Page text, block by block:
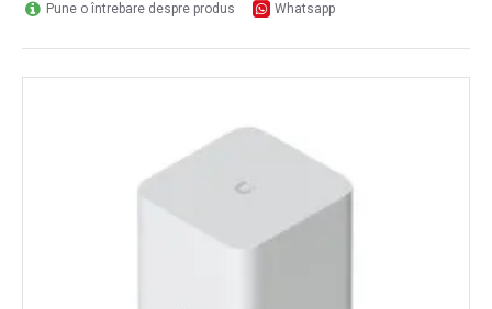
Pune o întrebare despre produs Whatsapp